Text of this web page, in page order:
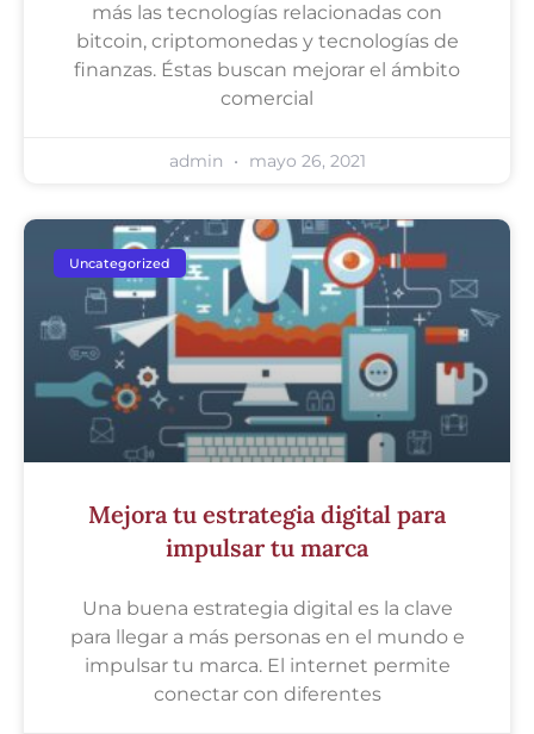
más las tecnologías relacionadas con
bitcoin, criptomonedas y tecnologías de
finanzas. Éstas buscan mejorar el ámbito
comercial
admin mayo 26, 2021
Uncategorized
Mejora tu estrategia digital para
impulsar tu marca
Una buena estrategia digital es la clave
para llegar a más personas en el mundo e
impulsar tu marca. El internet permite
conectar con diferentes